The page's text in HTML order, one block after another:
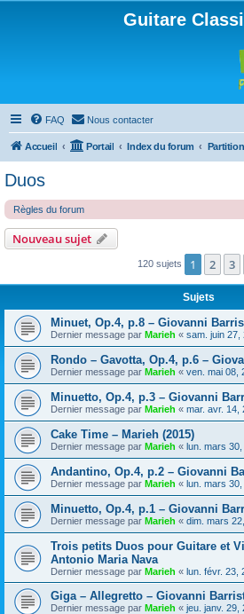
Guitare
FAQ Nous contacter
Accueil Portail Index du forum
Duos
Règles du forum
Nouveau sujet
120 sujets 1 2 3
Sujets
Minuet, Op.4, p.8 – Giovanni
Dernier message par Marieh « sam. juin 27,
Rondo – Gavotta, Op.4, p.6 –
Dernier message par Marieh « ven. mai 08,
Minuetto, Op.4, p.3 – Giovanni
Dernier message par Marieh « mar. avr. 14,
Cake Time – Marieh (2015)
Dernier message par Marieh « lun. mars
Andantino, Op.4, p.2 – Giovanni
Dernier message par Marieh « lun. mars
Minuetto, Op.4, p.1 – Giovanni
Dernier message par Marieh « dim. mars
Trois petits Duos pour Guitare et
Antonio Maria Nava
Dernier message par Marieh « lun. févr. 23,
Giga – Allegretto – Giovanni
Dernier message par Marieh « jeu. janv. 29,